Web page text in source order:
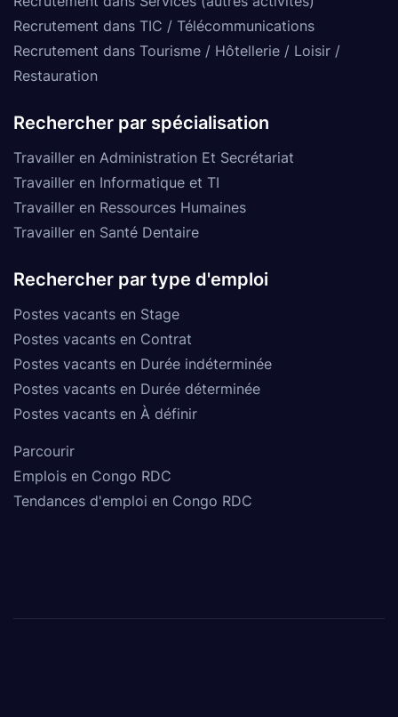
Recrutement dans TIC / Télécommunications
Recrutement dans Tourisme / Hôtellerie / Loisir /
Restauration
Rechercher par spécialisation
Travailler en Administration Et Secrétariat
Travailler en Informatique et TI
Travailler en Ressources Humaines
Travailler en Santé Dentaire
Rechercher par type d'emploi
Postes vacants en Stage
Postes vacants en Contrat
Postes vacants en Durée indéterminée
Postes vacants en Durée déterminée
Postes vacants en À définir
Parcourir
Emplois en Congo RDC
Tendances d'emploi en Congo RDC